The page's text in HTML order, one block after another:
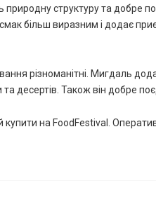
природну структуру та добре
більш виразним і додає
різноманітні. Мигдаль
та десертів. Також він добре
купити на FoodFestival.